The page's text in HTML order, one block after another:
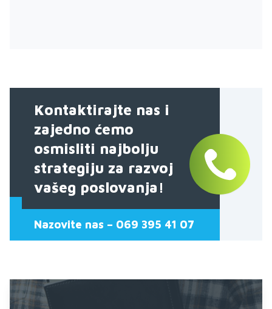
Kontaktirajte nas i
zajedno ćemo
osmisliti najbolju
strategiju za razvoj
vašeg poslovanja!
Nazovite nas – 069 395 41 07